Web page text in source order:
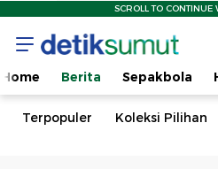
SCROLL TO CONTINUE
Home Berita Sepakbola
Terpopuler Koleksi Pilihan